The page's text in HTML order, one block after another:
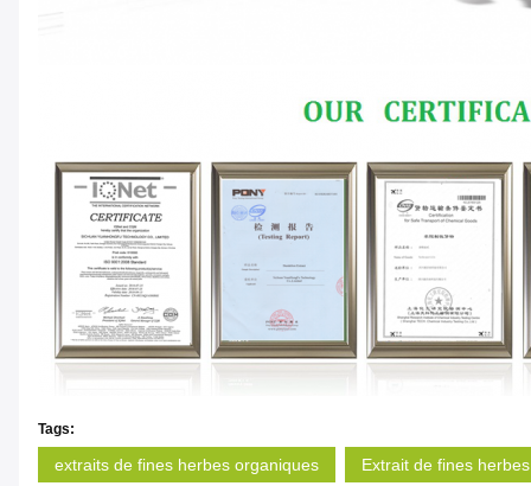
Tags:
extraits de fines herbes organiques Extrait de fines